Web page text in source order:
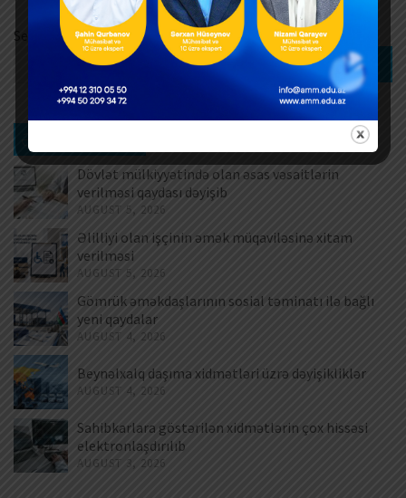
Search
Search
Dövlət mülkiyyətində olan əsas vəsaitlərin
verilməsi qaydası dəyişib
AUGUST 5, 2026
Əlilliyi olan işçinin əmək müqaviləsinə xitam
verilməsi
AUGUST 5, 2026
Gömrük əməkdaşlarının sosial təminatı ilə bağlı
yeni qaydalar
AUGUST 4, 2026
Beynəlxalq daşıma xidmətləri üzrə dəyişikliklər
AUGUST 4, 2026
Sahibkarlara göstərilən xidmətlərin çox hissəsi
elektronlaşdırılıb
AUGUST 3, 2026